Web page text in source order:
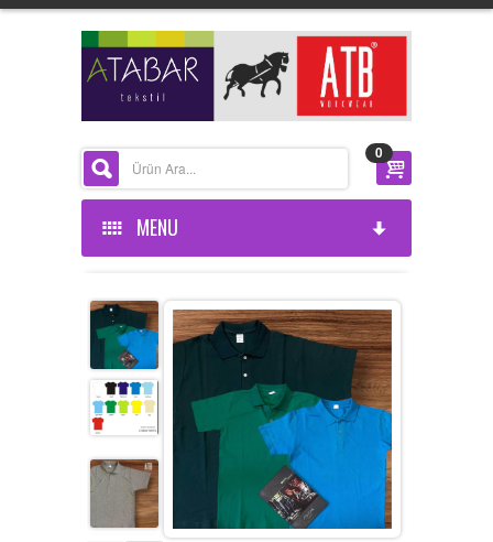
0
MENU
KURUMSAL
HAKKIMIZDA
BELGELERIMIZ
ÜRÜNLERİMİZ
HABERLER
REFERANSLAR